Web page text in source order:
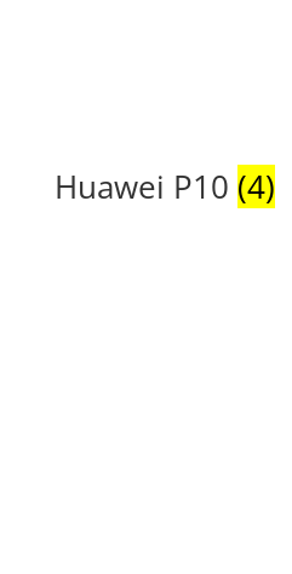
Huawei P10 (4)